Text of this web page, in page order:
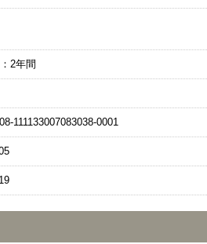
2年間
111133007083038-0001